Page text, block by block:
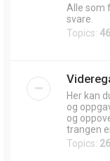
Alle som
svare.
Topics:
Her kan
og
og
trangen
Topics: